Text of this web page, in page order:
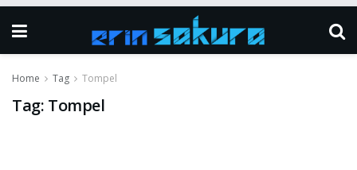
Home Tag Tompel
Tag: Tompel